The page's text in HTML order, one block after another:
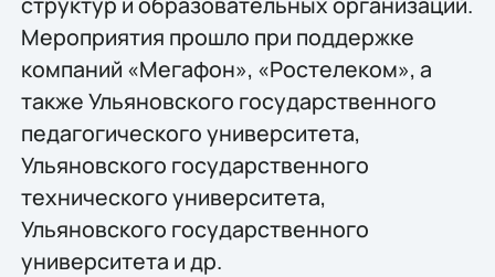
Мероприятия прошло при поддержке
компаний «Мегафон», «Ростелеком», а
также Ульяновского государственного
педагогического университета,
Ульяновского государственного
технического университета,
Ульяновского государственного
университета и др.